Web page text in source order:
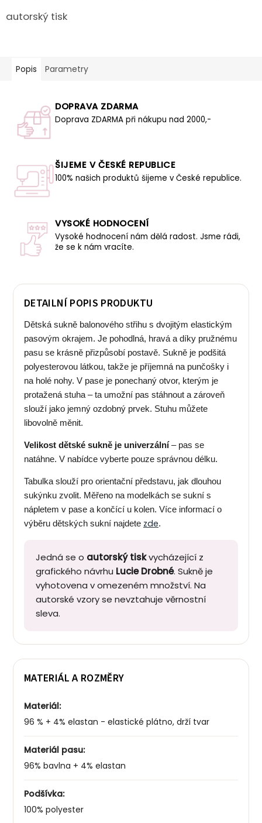
autorský tisk
Popis Parametry
DOPRAVA ZDARMA
Doprava ZDARMA při nákupu nad 2000,-
ŠIJEME V ČESKÉ REPUBLICE
100% našich produktů šijeme v České republice.
VYSOKÉ HODNOCENÍ
Vysoké hodnocení nám dělá radost. Jsme rádi,
že se k nám vracíte.
DETAILNÍ POPIS PRODUKTU
Dětská sukně balonového střihu s dvojitým elastickým
pasovým okrajem. Je pohodlná, hravá a díky pružnému
pasu se krásně přizpůsobí postavě. Sukně je podšitá
polyesterovou látkou, takže je příjemná na punčošky i
na holé nohy. V pase je ponechaný otvor, kterým je
protažená stuha – ta umožní pas stáhnout a zároveň
slouží jako jemný ozdobný prvek. Stuhu můžete
libovolně měnit.
Velikost dětské sukně je univerzální – pas se
natáhne. V nabídce vyberte pouze správnou délku.
Tabulka slouží pro orientační představu, jak dlouhou
sukýnku zvolit. Měřeno na modelkách se sukní s
nápletem v pase a končící u kolen. Více informací o
výběru dětských sukní najdete zde.
Jedná se o autorský tiskvycházející z
grafického návrhu Lucie Drobné. Sukně je
vyhotovena v omezeném množství. Na
autorské vzory se nevztahuje věrnostní
sleva.
MATERIÁL A ROZMĚRY
Materiál:
96 % + 4% elastan - elastické plátno, drží tvar
Materiál pasu:
96% bavlna + 4% elastan
Podšívka:
100% polyester